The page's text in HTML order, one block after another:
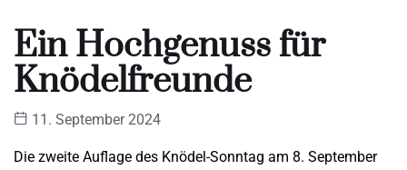
Ein Hochgenuss für
Knödelfreunde
11. September 2024
Die zweite Auflage des Knödel-Sonntag am 8. September